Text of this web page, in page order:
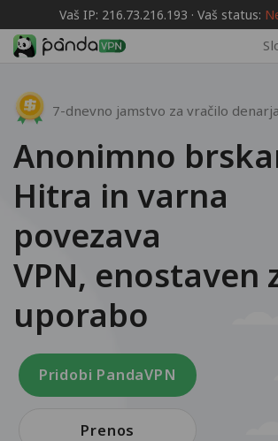
Vaš IP: 216.73.216.193 · Vaš status:
7-dnevno jamstvo za vračilo denarja
Anonimno
Hitra in varna
povezava
VPN, enostaven
uporabo
Pridobi PandaVPN
Prenos